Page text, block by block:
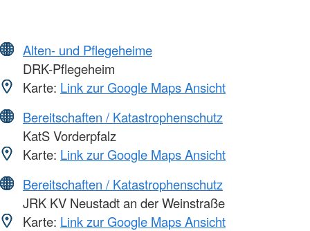
Alten- und Pflegeheime
DRK-Pflegeheim
Karte: Link zur Google Maps Ansicht
Bereitschaften / Katastrophenschutz
KatS Vorderpfalz
Karte: Link zur Google Maps Ansicht
Bereitschaften / Katastrophenschutz
JRK KV Neustadt an der Weinstraße
Karte: Link zur Google Maps Ansicht